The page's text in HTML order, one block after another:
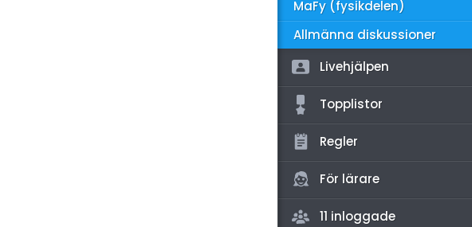
MaFy (fysikdelen)
Allmänna diskussioner
Livehjälpen
Topplistor
Regler
För lärare
11 inloggade